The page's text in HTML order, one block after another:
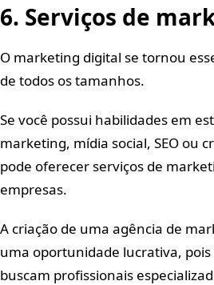
6. Serviços de
O marketing digital se tornou
de todos os tamanhos.
Se você possui habilidades em
marketing, mídia social, SEO ou
pode oferecer serviços de
empresas.
A criação de uma agência de
uma oportunidade lucrativa,
buscam profissionais